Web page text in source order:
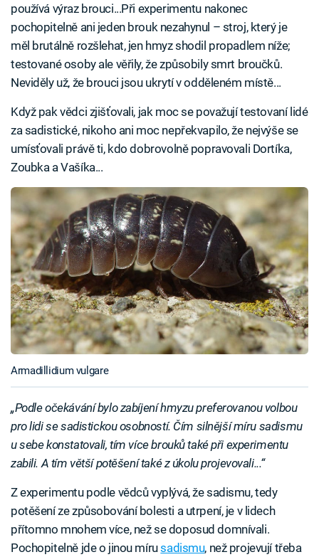
používá výraz brouci...Při experimentu nakonec
pochopitelně ani jeden brouk nezahynul – stroj, který je
měl brutálně rozšlehat, jen hmyz shodil propadlem níže;
testované osoby ale věřily, že způsobily smrt broučků.
Neviděly už, že brouci jsou ukrytí v odděleném místě...
Když pak vědci zjišťovali, jak moc se považují testovaní lidé
za sadistické, nikoho ani moc nepřekvapilo, že nejvýše se
umísťovali právě ti, kdo dobrovolně popravovali Dortíka,
Zoubka a Vašíka...
Armadillidium vulgare
„Podle očekávání bylo zabíjení hmyzu preferovanou volbou
pro lidi se sadistickou osobností. Čím silnější míru sadismu
u sebe konstatovali, tím více brouků také při experimentu
zabili. A tím větší potěšení také z úkolu projevovali...“
Z experimentu podle vědců vyplývá, že sadismu, tedy
potěšení ze způsobování bolesti a utrpení, je v lidech
přítomno mnohem více, než se doposud domnívali.
Pochopitelně jde o jinou mírusadismu, než projevují třeba